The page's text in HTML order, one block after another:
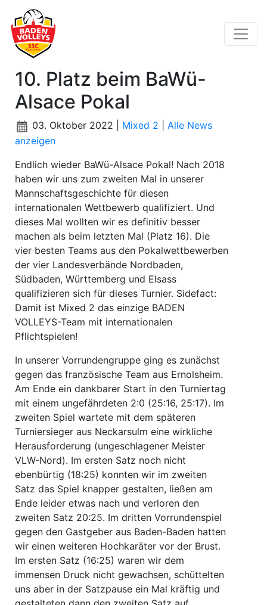
10. Platz beim BaWü-
Alsace Pokal
03. Oktober 2022 | Mixed 2
Alle News
anzeigen
Endlich wieder BaWü-Alsace Pokal! Nach 2018
haben wir uns zum zweiten Mal in unserer
Mannschaftsgeschichte für diesen
internationalen Wettbewerb qualifiziert. Und
dieses Mal wollten wir es definitiv besser
machen als beim letzten Mal (Platz 16). Die
vier besten Teams aus den Pokalwettbewerben
der vier Landesverbände Nordbaden,
Südbaden, Württemberg und Elsass
qualifizieren sich für dieses Turnier. Sidefact:
Damit ist Mixed 2 das einzige BADEN
VOLLEYS-Team mit internationalen
Pflichtspielen!
In unserer Vorrundengruppe ging es zunächst
gegen das französische Team aus Ernolsheim.
Am Ende ein dankbarer Start in den Turniertag
mit einem ungefährdeten 2:0 (25:16, 25:17). Im
zweiten Spiel wartete mit dem späteren
Turniersieger aus Neckarsulm eine wirkliche
Herausforderung (ungeschlagener Meister
VLW-Nord). Im ersten Satz noch nicht
ebenbürtig (18:25) konnten wir im zweiten
Satz das Spiel knapper gestalten, ließen am
Ende leider etwas nach und verloren den
zweiten Satz 20:25. Im dritten Vorrundenspiel
gegen den Gastgeber aus Baden-Baden hatten
wir einen weiteren Hochkaräter vor der Brust.
Im ersten Satz (16:25) waren wir dem
immensen Druck nicht gewachsen, schüttelten
uns aber in der Satzpause ein Mal kräftig und